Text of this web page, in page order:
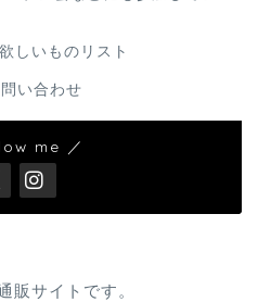
しいものリスト
い合わせ
me ／
販サイトです。